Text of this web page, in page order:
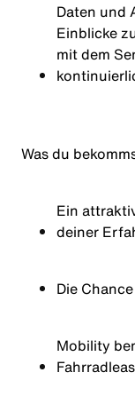
Daten und
Einblicke
mit dem
Was du
Ein
deiner
Die
Mobility